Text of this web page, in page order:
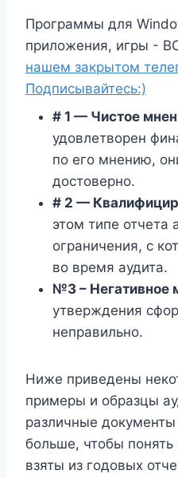
Программы для
приложения, игры -
нашем закрытом
Подписывайтесь:)
# 1 — Чистое
удовлетворен
по его мнению,
достоверно.
# 2 —
этом типе отчета
ограничения, с
во время аудита.
№3 – Негативное
утверждения
неправильно.
Ниже приведены
примеры и образцы
различные
больше, чтобы
взяты из годовых